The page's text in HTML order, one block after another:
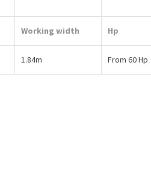
Working width Hp
1.84m From 60 Hp